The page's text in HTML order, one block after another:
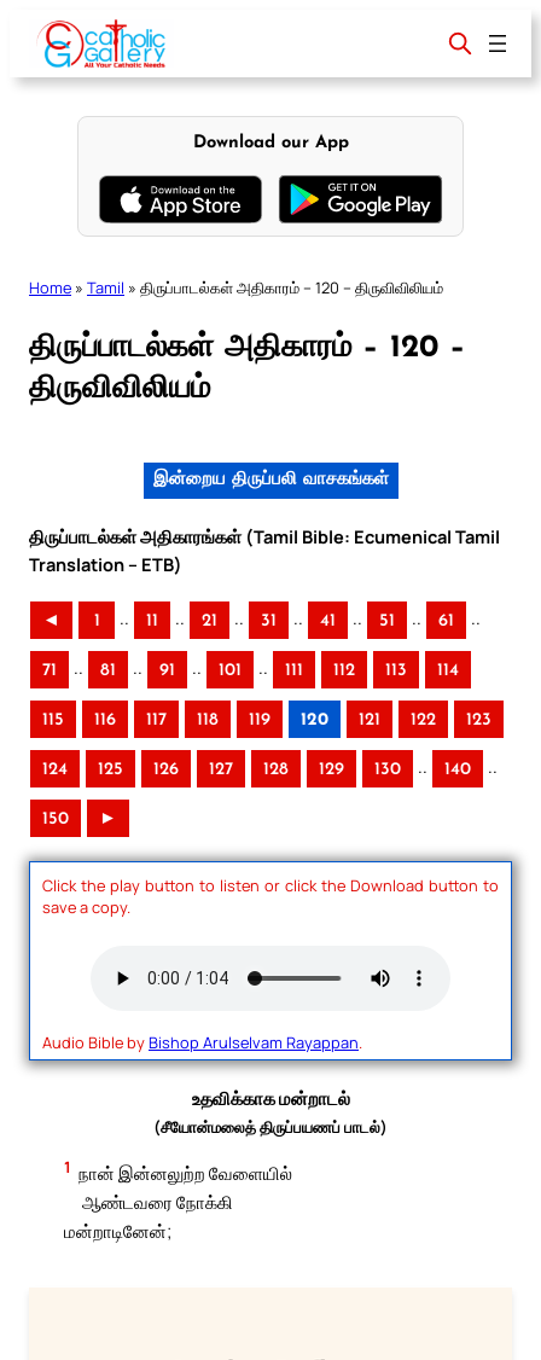
content
Download our App
Home » Tamil » திருப்பாடல்கள் அதிகாரம் – 120 – திருவிவிலியம்
திருப்பாடல்கள் அதிகாரம் – 120 –
திருவிவிலியம்
இன்றைய திருப்பலி வாசகங்கள்
திருப்பாடல்கள் அதிகாரங்கள் (Tamil Bible: Ecumenical Tamil
Translation – ETB)
◄ 1 .. 11 .. 21 .. 31 .. 41 .. 51 .. 61 ..
71 .. 81 .. 91 .. 101 .. 111 112 113 114
115 116 117 118 119 120 121 122 123
124 125 126 127 128 129 130 .. 140 ..
150 ►
Click the play button to listen or click the Download button to
save a copy.
Audio Bible byBishop Arulselvam Rayappan.
உதவிக்காக மன்றாடல்
(சீயோன்மலைத் திருப்பயணப் பாடல்)
1 நான் இன்னலுற்ற வேளையில்
ஆண்டவரை நோக்கி
மன்றாடினேன்;